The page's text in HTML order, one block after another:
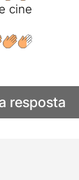
cine
resposta